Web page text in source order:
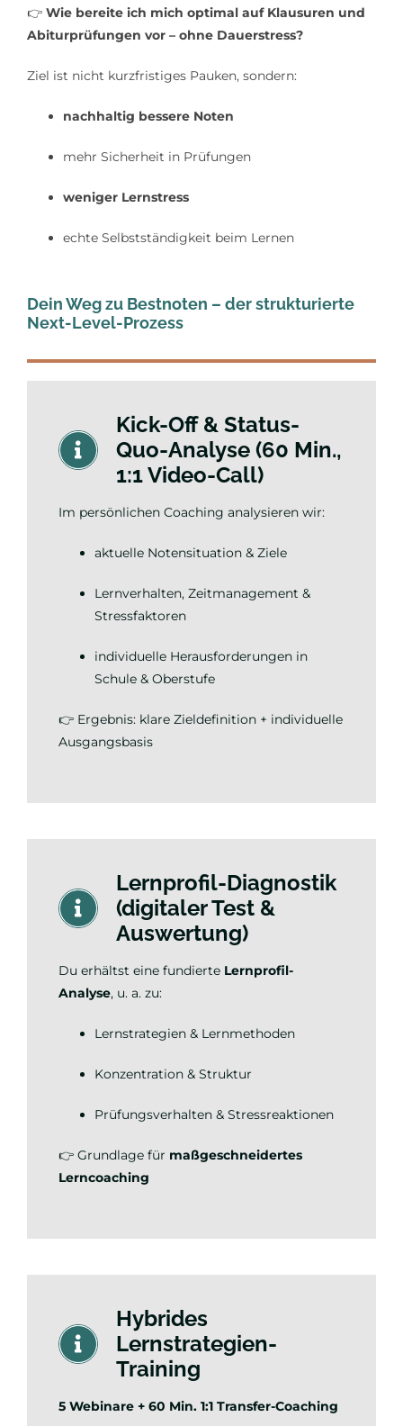
👉 Wie bereite ich mich optimal auf Klausuren und
Abiturprüfungen vor – ohne Dauerstress?
Ziel ist nicht kurzfristiges Pauken, sondern:
nachhaltig bessere Noten
mehr Sicherheit in Prüfungen
weniger Lernstress
echte Selbstständigkeit beim Lernen
Dein Weg zu Bestnoten – der strukturierte
Next-Level-Prozess
Kick-Off & Status-
Quo-Analyse (60 Min.,
1:1 Video-Call)
Im persönlichen Coaching analysieren wir:
aktuelle Notensituation & Ziele
Lernverhalten, Zeitmanagement &
Stressfaktoren
individuelle Herausforderungen in
Schule & Oberstufe
👉 Ergebnis: klare Zieldefinition + individuelle
Ausgangsbasis
Lernprofil-Diagnostik
(digitaler Test &
Auswertung)
Du erhältst eine fundierte Lernprofil-
Analyse, u. a. zu:
Lernstrategien & Lernmethoden
Konzentration & Struktur
Prüfungsverhalten & Stressreaktionen
👉 Grundlage für maßgeschneidertes
Lerncoaching
Hybrides
Lernstrategien-
Training
5 Webinare + 60 Min. 1:1 Transfer-Coaching